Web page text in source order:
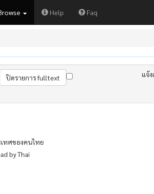
Help Faq
แจ้
ทศของคนไทย
by Thai